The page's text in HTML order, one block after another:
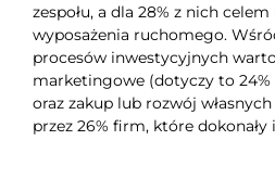
zespołu, a dla 28% z nich
wyposażenia ruchomego.
procesów inwestycyjnych
marketingowe (dotyczy to
oraz zakup lub rozwój
przez 26% firm, które dokonały